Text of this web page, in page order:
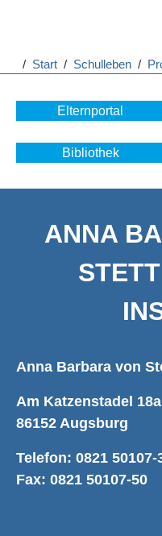
/ Start / Schulleben /
Elternportal
Bibliothek
ANNA
Anna Barbara von
Am Katzenstadel 18a
86152 Augsburg
Telefon: 0821
Fax: 0821 50107-50